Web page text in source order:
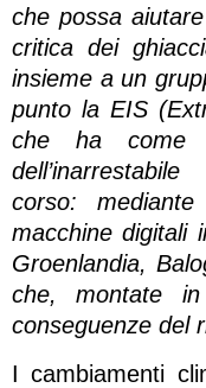
che possa
critica dei
insieme a un
punto la EIS
che ha come
corso:
macchine digitali
Groenlandia,
che, montate in
conseguenze del
I cambiamenti